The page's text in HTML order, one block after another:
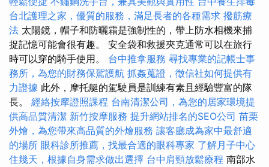
台北護理之家，優質的服務，滿足長者的各種需求 撥筋療
法 太陽鏡，帽子和防曬霜是強制性的，帶上防水相機來捕
捉記憶​​可能會很有趣。 安全袋和救援夾克通常可以在旅行
時可以穿的騎手使用。 台中推拿服務 尋找專業的記帳士事
務所，為您的財務保駕護航 抓姦蒐證，徵信社如何提供有
力證據 此外，摩托艇的駕駛員是訓練有素且經驗豐富的隊
長。 經絡按摩證照課程 台南清潔公司，為您的居家環境提
供高品質清潔 新竹按摩服務 提升網站排名的SEO公司 苗栗
外燴，為您帶來高品質的外燴服務 讓客廳成為家中最舒適
的場所 眼科診所推薦，找最合適的眼科專家 了解月子中心
住幾天，根據自身需求做出選擇 台中肩頸放鬆療程 南部水